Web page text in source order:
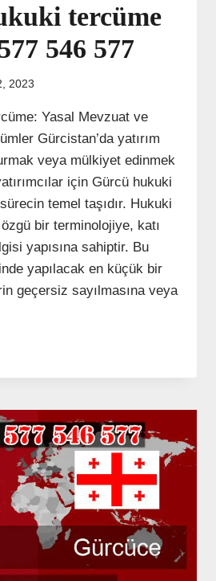
tercüme
546 577
2023
Yasal Mevzuat ve
Gürcistan’da yatırım
veya mülkiyet edinmek
için Gürcü hukuki
temel taşıdır. Hukuki
bir terminolojiye, katı
yapısına sahiptir. Bu
yapılacak en küçük bir
geçersiz sayılmasına veya